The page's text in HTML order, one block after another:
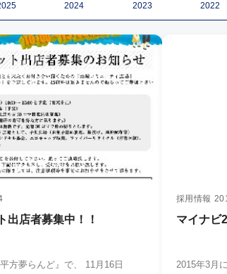
2024 2023 2022
出店者募集中！！
方夢らんど』で、 11月16日
採用情報
マイナビ
2015年3月